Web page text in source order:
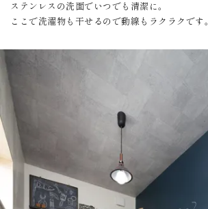
ステンレスの洗面でいつでも清潔に。
ここで洗濯物も干せるので動線もラクラクです。